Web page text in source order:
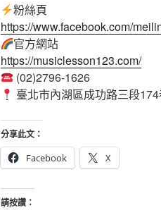
粉絲頁
https://www.facebook.com/
官方網站
https://musiclesson123.com/
(02)2796-1626
臺北市內湖區成功路三段
分享此文：
Facebook
X
請按讚：